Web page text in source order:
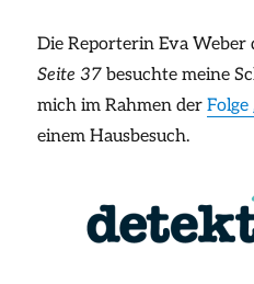
Die Reporterin Eva Weber
Seite 37 besuchte meine
mich im Rahmen derFolge
einem Hausbesuch.